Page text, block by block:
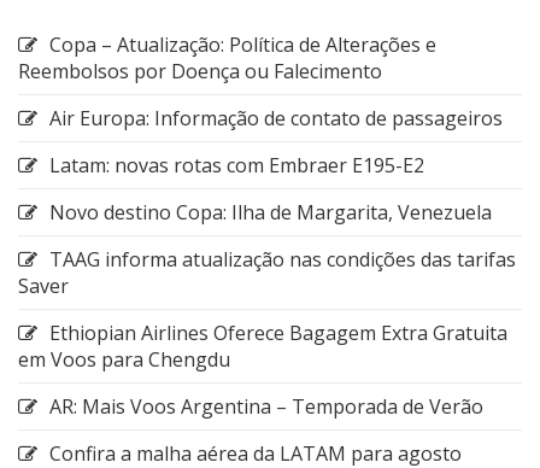
Copa – Atualização: Política de Alterações e
Reembolsos por Doença ou Falecimento
Air Europa: Informação de contato de passageiros
Latam: novas rotas com Embraer E195-E2
Novo destino Copa: Ilha de Margarita, Venezuela
TAAG informa atualização nas condições das tarifas
Saver
Ethiopian Airlines Oferece Bagagem Extra Gratuita
em Voos para Chengdu
AR: Mais Voos Argentina – Temporada de Verão
Confira a malha aérea da LATAM para agosto